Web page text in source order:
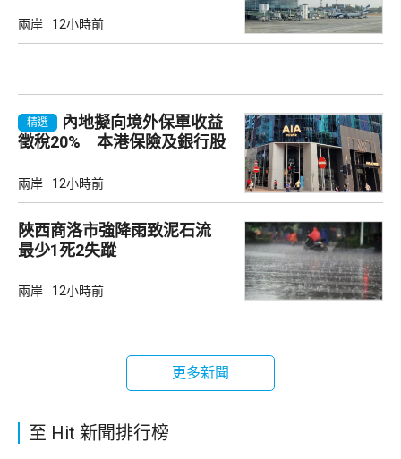
兩岸 12小時前
精選
內地擬向境外保單收益
徵稅20% 本港保險及銀行股
兩岸 12小時前
陜西商洛市強降雨致泥石流
最少1死2失蹤
兩岸 12小時前
更多新聞
至 Hit 新聞排行榜